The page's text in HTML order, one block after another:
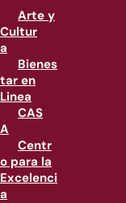
Arte y
Cultur
a
Bienes
tar en
Linea
CAS
A
Centr
o para la
Excelenci
a